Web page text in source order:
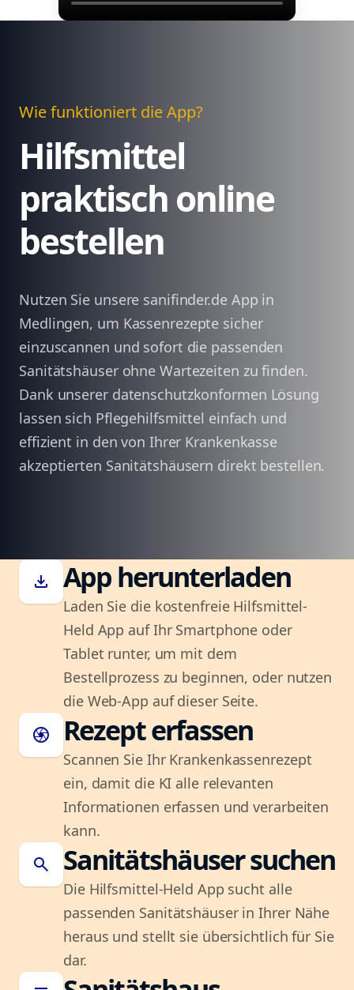
Wie funktioniert die App?
Hilfsmittel
praktisch online
bestellen
Nutzen Sie unsere sanifinder.de App in
Medlingen, um Kassenrezepte sicher
einzuscannen und sofort die passenden
Sanitätshäuser ohne Wartezeiten zu finden.
Dank unserer datenschutzkonformen Lösung
lassen sich Pflegehilfsmittel einfach und
effizient in den von Ihrer Krankenkasse
akzeptierten Sanitätshäusern direkt bestellen.
download App herunterladen
Laden Sie die kostenfreie Hilfsmittel-
Held App auf Ihr Smartphone oder
Tablet runter, um mit dem
Bestellprozess zu beginnen, oder nutzen
die Web-App auf dieser Seite.
camera Rezept erfassen
Scannen Sie Ihr Krankenkassenrezept
ein, damit die KI alle relevanten
Informationen erfassen und verarbeiten
kann.
search Sanitätshäuser suchen
Die Hilfsmittel-Held App sucht alle
passenden Sanitätshäuser in Ihrer Nähe
heraus und stellt sie übersichtlich für Sie
dar.